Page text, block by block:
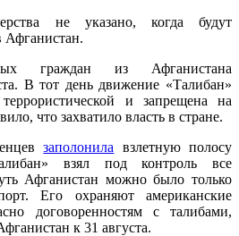
не указано, когда будут
Афганистан.
граждан из Афганистана
В тот день движение «Талибан»
и запрещена на
что захватило власть в стране.
заполонила взлетную полосу
взял под контроль все
Афганистан можно было только
Его охраняют американские
договоренностям с талибами,
к 31 августа.